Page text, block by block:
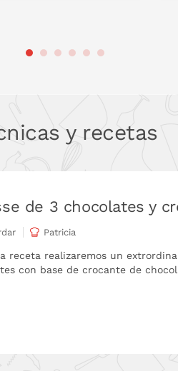
PONLO EN LA CESTA
y recetas
de 3 chocolates y
Patricia
receta realizaremos un
con base de crocante de